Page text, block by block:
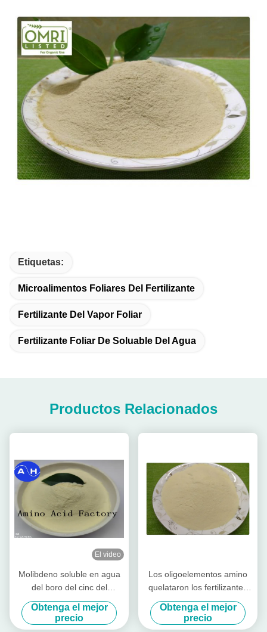
Etiquetas:
Microalimentos Foliares Del Fertilizante
Fertilizante Del Vapor Foliar
Fertilizante Foliar De Soluable Del Agua
Productos Relacionados
El video
Molibdeno soluble en agua
del boro del cinc del
magnesio del calcio del
fertilizante para las
pimientas del color
Obtenga el mejor
precio
Los oligoelementos amino
quelataron los fertilizantes
de los microalimentos,
fertilizante foliar orgánico
Obtenga el mejor
precio